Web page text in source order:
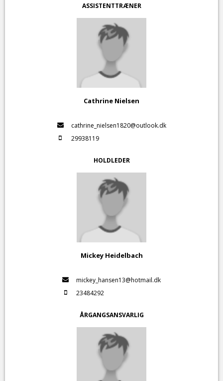
ASSISTENTTRÆNER
Cathrine Nielsen
cathrine_nielsen1820@outlook.dk
29938119
HOLDLEDER
Mickey Heidelbach
mickey_hansen13@hotmail.dk
23484292
ÅRGANGSANSVARLIG